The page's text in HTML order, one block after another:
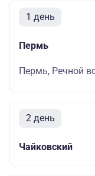
1 день
Пермь
Пермь, Речной
2 день
Чайковский